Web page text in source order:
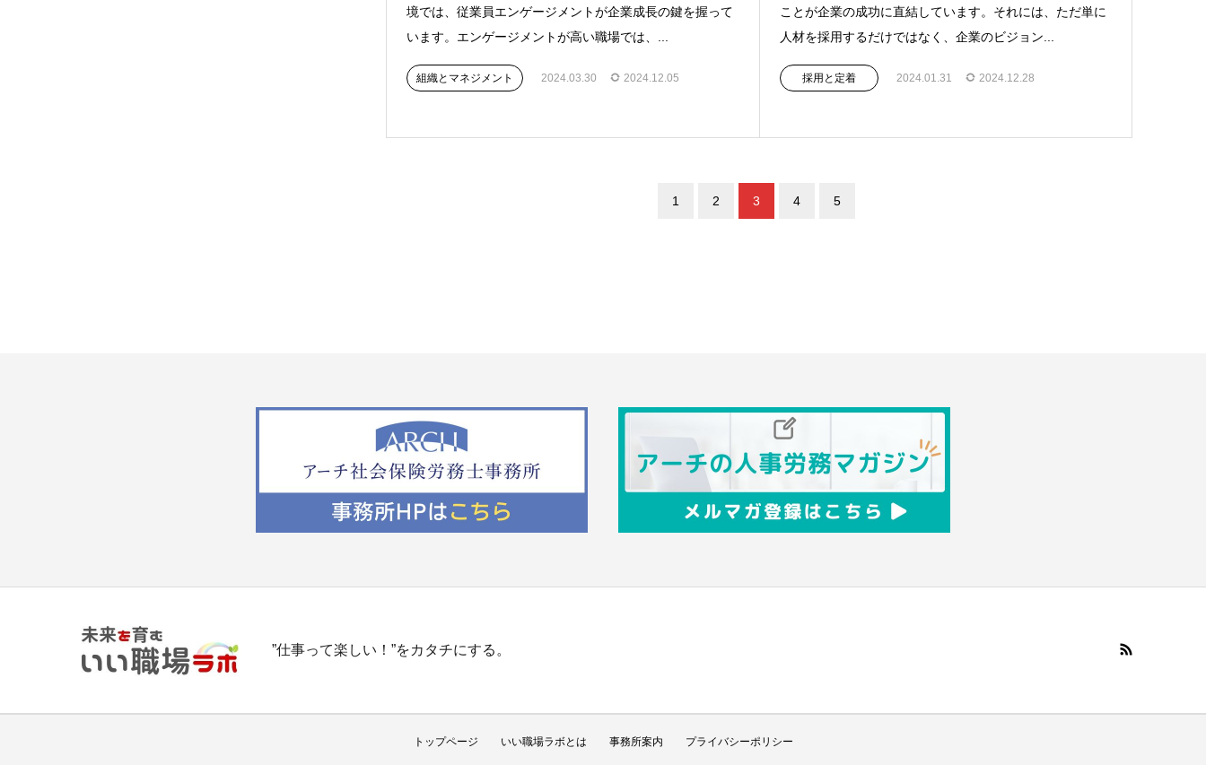
境では、従業員エンゲージメントが企業成長の鍵を握って
います。エンゲージメントが高い職場では、...
組織とマネジメント 2024.03.30 2024.12.05
ことが企業の成功に直結しています。それには、ただ単に
人材を採用するだけではなく、企業のビジョン...
採用と定着 2024.01.31 2024.12.28
1 2 3 4 5
”仕事って楽しい！”をカタチにする。
トップページ いい職場ラボとは 事務所案内 プライバシーポリシー